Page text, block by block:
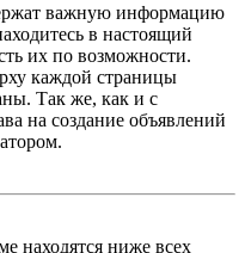
важную информацию
в настоящий
их по возможности.
каждой страницы
Так же, как и с
на создание объявлений
находятся ниже всех